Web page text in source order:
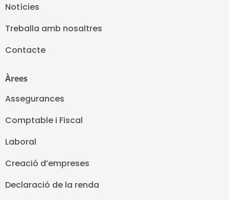
Notícies
Treballa amb nosaltres
Contacte
Àrees
Assegurances
Comptable i Fiscal
Laboral
Creació d’empreses
Declaració de la renda